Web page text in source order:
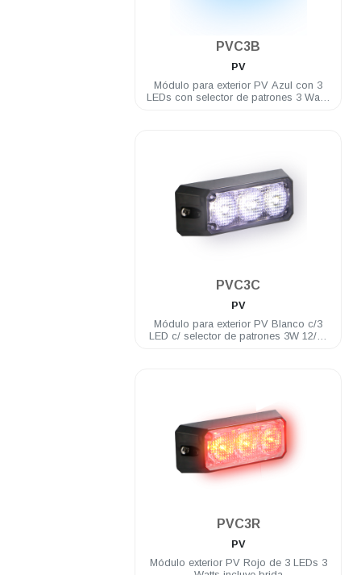
PVC3B
PV
Módulo para exterior PV Azul con 3
LEDs con selector de patrones 3 Watts
PVC3C
PV
Módulo para exterior PV Blanco c/3
LED c/ selector de patrones 3W 12/24
PVC3R
PV
Módulo exterior PV Rojo de 3 LEDs 3